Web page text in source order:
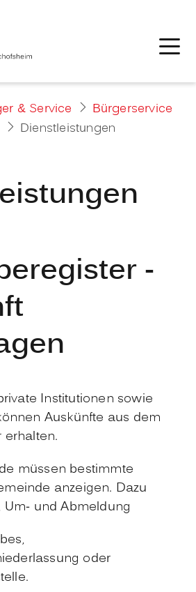
& Service
Bürgerservice
Dienstleistungen
-
Institutionen sowie
Auskünfte aus dem
erhalten.
müssen bestimmte
anzeigen. Dazu
und Abmeldung
oder